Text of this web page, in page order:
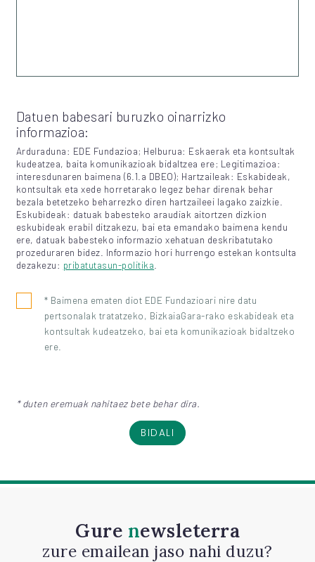
Datuen babesari buruzko oinarrizko
informazioa:
Arduraduna: EDE Fundazioa; Helburua: Eskaerak eta kontsultak
kudeatzea, baita komunikazioak bidaltzea ere; Legitimazioa:
interesdunaren baimena (6.1.a DBEO); Hartzaileak: Eskabideak,
kontsultak eta xede horretarako legez behar direnak behar
bezala betetzeko beharrezko diren hartzaileei lagako zaizkie.
Eskubideak: datuak babesteko araudiak aitortzen dizkion
eskubideak erabil ditzakezu, bai eta emandako baimena kendu
ere, datuak babesteko informazio xehatuan deskribatutako
prozeduraren bidez. Informazio hori hurrengo estekan kontsulta
dezakezu: pribatutasun-politika
* Baimena ematen diot EDE Fundazioari nire datu
pertsonalak tratatzeko, BizkaiaGara-rako eskabideak eta
kontsultak kudeatzeko, bai eta komunikazioak bidaltzeko
ere.
* duten eremuak nahitaez bete behar dira.
BIDALI
Gure newsleterra
zure emailean jaso nahi duzu?